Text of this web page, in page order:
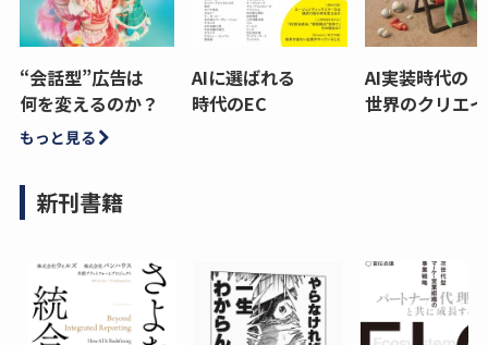
“会話型”広告は
何を変えるのか？
AIに選ばれる
時代のEC
AI実装時代の
世界のクリエ
もっと見る
新刊書籍